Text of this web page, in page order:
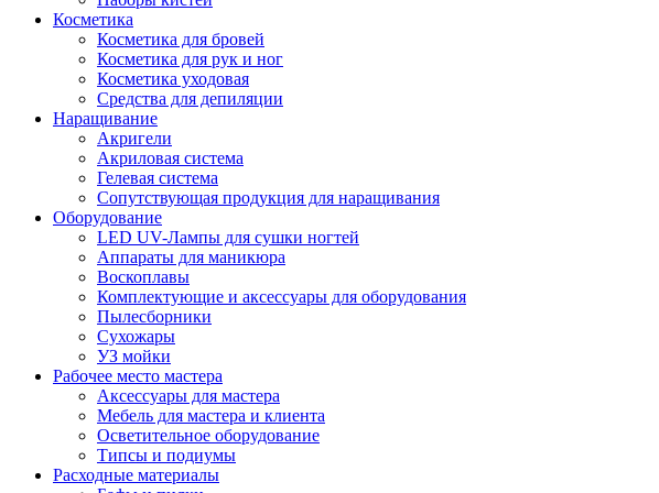
Косметика
Косметика для бровей
Косметика для рук и ног
Косметика уходовая
Средства для депиляции
Наращивание
Акригели
Акриловая система
Гелевая система
Сопутствующая продукция для наращивания
Оборудование
LED UV-Лампы для сушки ногтей
Аппараты для маникюра
Воскоплавы
Комплектующие и аксессуары для оборудования
Пылесборники
Сухожары
УЗ мойки
Рабочее место мастера
Аксессуары для мастера
Мебель для мастера и клиента
Осветительное оборудование
Типсы и подиумы
Расходные материалы